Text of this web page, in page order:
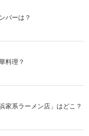
バーは？
料理？
家系ラーメン店」はどこ？